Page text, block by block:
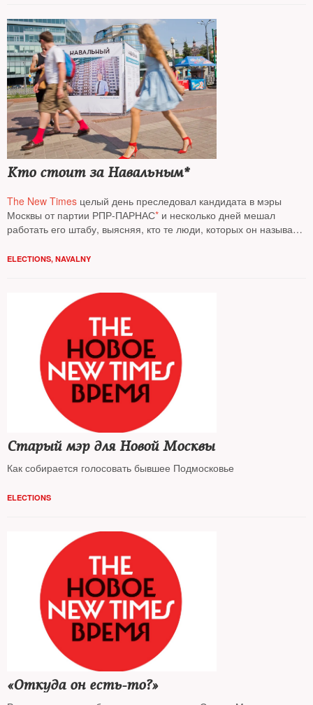
Кто стоит за Навальным*
The New Times целый день преследовал кандидата в мэры
Москвы от партии РПР-ПАРНАС* и несколько дней мешал
работать его штабу, выясняя, кто те люди, которых он называет
ELECTIONS, NAVALNY
Старый мэр для Новой Москвы
Как собирается голосовать бывшее Подмосковье
ELECTIONS
«Откуда он есть-то?»